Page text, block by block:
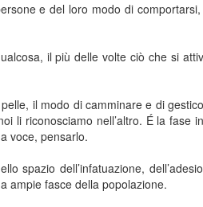
e del loro modo di
il più delle volte ciò che si
il modo di camminare e di
li riconosciamo nell’altro. É la fase
voce, pensarlo.
spazio dell’infatuazione,
ampie fasce della popolazione.